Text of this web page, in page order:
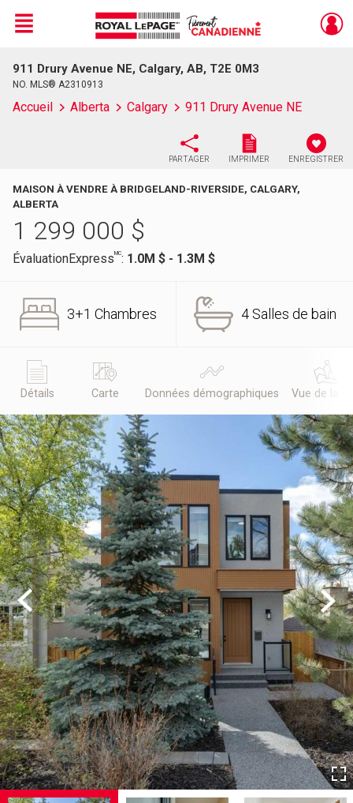
Live
En Direct
Menu
911 Drury Avenue NE, Calgary, AB, T2E 0M3
NO. MLS® A2310913
Accueil Alberta Calgary 911 Drury Avenue NE
PARTAGER IMPRIMER ENREGISTRER
MAISON À VENDRE À BRIDGELAND-RIVERSIDE, CALGARY,
ALBERTA
1 299 000 $
ÉvaluationExpressMC: 1.0M $ - 1.3M $
3+1 Chambres 4 Salles de bain
Détails Carte Données démographiques Vue de la
Previous Next